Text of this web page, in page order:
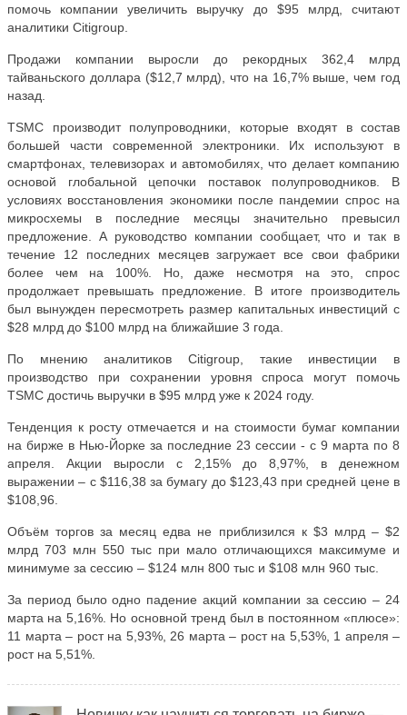
помочь компании увеличить выручку до $95 млрд, считают
аналитики Citigroup.
Продажи компании выросли до рекордных 362,4 млрд
тайваньского доллара ($12,7 млрд), что на 16,7% выше, чем год
назад.
TSMC производит полупроводники, которые входят в состав
большей части современной электроники. Их используют в
смартфонах, телевизорах и автомобилях, что делает компанию
основой глобальной цепочки поставок полупроводников. В
условиях восстановления экономики после пандемии спрос на
микросхемы в последние месяцы значительно превысил
предложение. А руководство компании сообщает, что и так в
течение 12 последних месяцев загружает все свои фабрики
более чем на 100%. Но, даже несмотря на это, спрос
продолжает превышать предложение. В итоге производитель
был вынужден пересмотреть размер капитальных инвестиций с
$28 млрд до $100 млрд на ближайшие 3 года.
По мнению аналитиков Citigroup, такие инвестиции в
производство при сохранении уровня спроса могут помочь
TSMC достичь выручки в $95 млрд уже к 2024 году.
Тенденция к росту отмечается и на стоимости бумаг компании
на бирже в Нью-Йорке за последние 23 сессии - с 9 марта по 8
апреля. Акции выросли с 2,15% до 8,97%, в денежном
выражении – с $116,38 за бумагу до $123,43 при средней цене в
$108,96.
Объём торгов за месяц едва не приблизился к $3 млрд – $2
млрд 703 млн 550 тыс при мало отличающихся максимуме и
минимуме за сессию – $124 млн 800 тыс и $108 млн 960 тыс.
За период было одно падение акций компании за сессию – 24
марта на 5,16%. Но основной тренд был в постоянном «плюсе»:
11 марта – рост на 5,93%, 26 марта – рост на 5,53%, 1 апреля –
рост на 5,51%.